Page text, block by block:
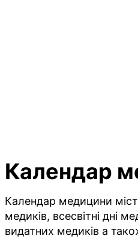
Календар
Календар медицини
медиків, всесвітні дні
видатних медиків а